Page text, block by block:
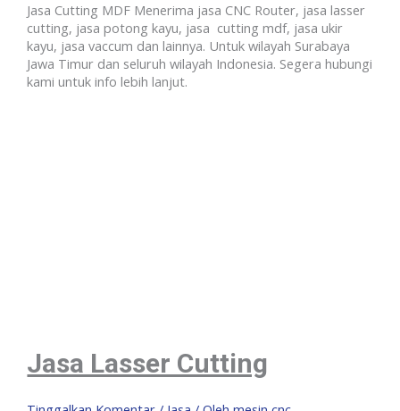
Jasa Cutting MDF Menerima jasa CNC Router, jasa lasser
cutting, jasa potong kayu, jasa cutting mdf, jasa ukir
kayu, jasa vaccum dan lainnya. Untuk wilayah Surabaya
Jawa Timur dan seluruh wilayah Indonesia. Segera hubungi
kami untuk info lebih lanjut.
Jasa Lasser Cutting